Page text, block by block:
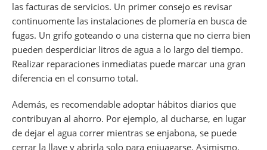
las facturas de servicios. Un primer consejo es revisar
continuomente las instalaciones de plomería en busca de
fugas. Un grifo goteando o una cisterna que no cierra bien
pueden desperdiciar litros de agua a lo largo del tiempo.
Realizar reparaciones inmediatas puede marcar una gran
diferencia en el consumo total.
Además, es recomendable adoptar hábitos diarios que
contribuyan al ahorro. Por ejemplo, al ducharse, en lugar
de dejar el agua correr mientras se enjabona, se puede
cerrar la llave y abrirla solo para enjuagarse. Asimismo,